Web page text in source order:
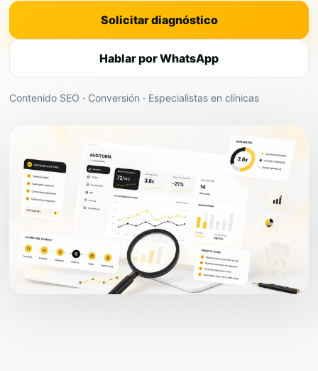
Solicitar diagnóstico
Hablar por WhatsApp
Contenido SEO · Conversión · Especialistas en clínicas